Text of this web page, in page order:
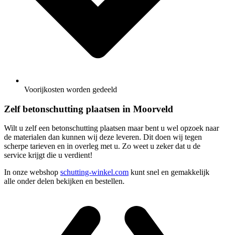
Voorijkosten worden gedeeld
Zelf betonschutting plaatsen in Moorveld
Wilt u zelf een betonschutting plaatsen maar bent u wel opzoek naar
de materialen dan kunnen wij deze leveren. Dit doen wij tegen
scherpe tarieven en in overleg met u. Zo weet u zeker dat u de
service krijgt die u verdient!
In onze webshop schutting-winkel.com kunt snel en gemakkelijk
alle onder delen bekijken en bestellen.